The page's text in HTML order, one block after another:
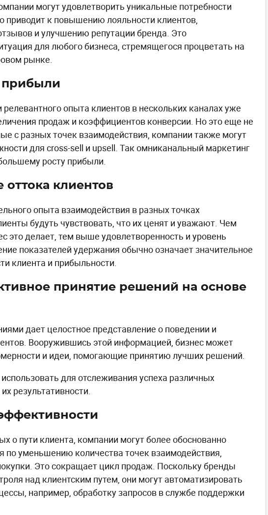
могут удовлетворить уникальные потребности
приводит к повышению лояльности клиентов,
и улучшению репутации бренда. Это
для любого бизнеса, стремящегося процветать на
рынке.
прибыли
опыта клиентов в нескольких каналах уже
продаж и коэффициентов конверсии. Но это еще не
с разных точек взаимодействия, компании также могут
для cross-sell и upsell. Так омниканальный маркетинг
росту прибыли.
клиентов
опыта взаимодействия в разных точках
будуть чувствовать, что их ценят и уважают. Чем
это делает, тем выше удовлетворенность и уровень
показателей удержания обычно означает значительное
клиента и прибыльности.
принятие решений на основе
дает целостное представление о поведении и
Вооружившись этой информацией, бизнес может
и идеи, помогающие принятию лучших решений.
для отслеживания успеха различных
результативности.
о пути клиента, компании могут более обоснованно
по уменьшению количества точек взаимодействия,
Это сокращает цикл продаж. Поскольку бренды
над клиентским путем, они могут автоматизировать
например, обработку запросов в службе поддержки